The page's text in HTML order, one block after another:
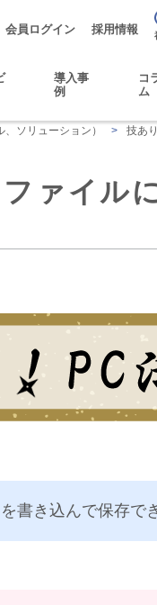
会員ログイン 採用情報
導入事
例
コ
ム
ソリューション） > 技あ
ァイル
書き込んで保存で